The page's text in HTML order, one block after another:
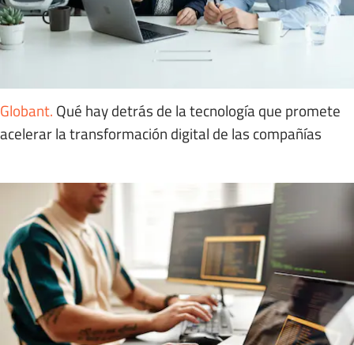
Globant. Qué hay detrás de la tecnología que promete
acelerar la transformación digital de las compañías